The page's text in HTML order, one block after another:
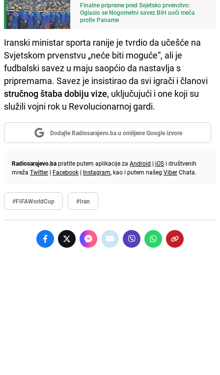
Finalne pripreme pred Svjetsko prvenstvo:
Oglasio se Nogometni savez BiH uoči meča
protiv Paname
Iranski ministar sporta ranije je tvrdio da učešće na
Svjetskom prvenstvu „neće biti moguće“, ali je
fudbalski savez u maju saopćio da nastavlja s
pripremama. Savez je insistirao da svi igrači i članovi
stručnog štaba dobiju vize, uključujući i one koji su
služili vojni rok u Revolucionarnoj gardi.
Dodajte Radiosarajevo.ba u omiljene Google izvore
Radiosarajevo.bapratite putem aplikacije za Android | iOS i društvenih
mreža Twitter | Facebook | Instagram, kao i putem našeg ViberChata.
#FIFAWorldCup #Iran